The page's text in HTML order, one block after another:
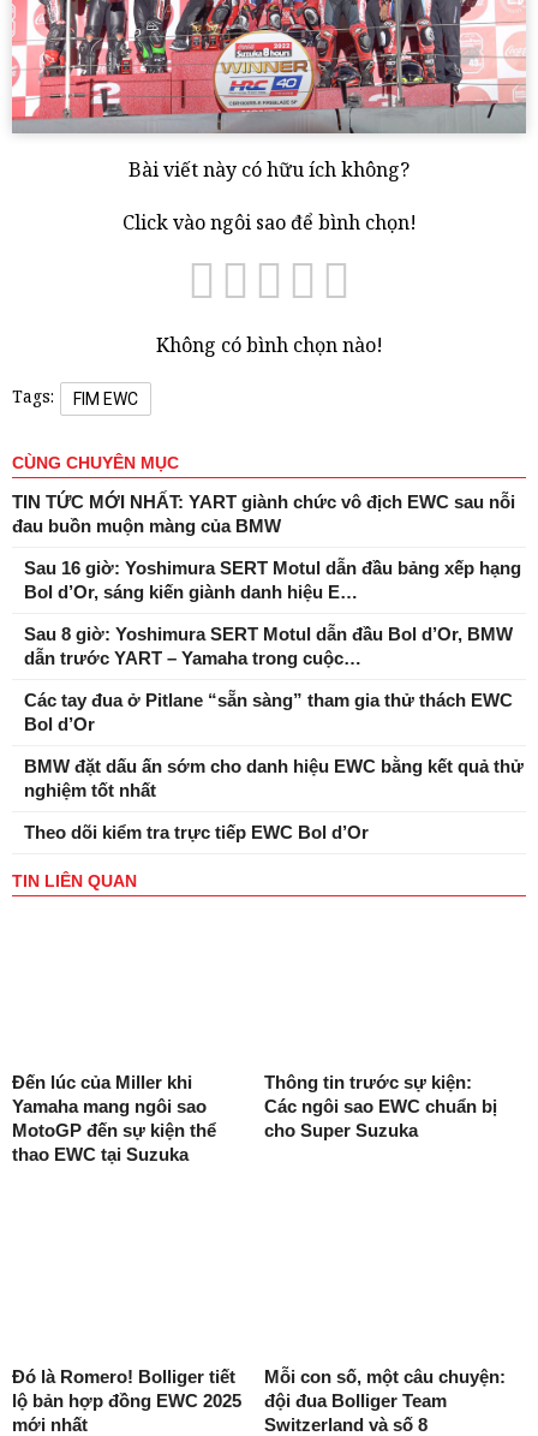
Bài viết này có hữu ích không?
Click vào ngôi sao để bình chọn!
Không có bình chọn nào!
Tags: FIM EWC
CÙNG CHUYÊN MỤC
TIN TỨC MỚI NHẤT: YART giành chức vô địch EWC sau nỗi
đau buồn muộn màng của BMW
Sau 16 giờ: Yoshimura SERT Motul dẫn đầu bảng xếp hạng
Bol d’Or, sáng kiến ​​giành danh hiệu E…
Sau 8 giờ: Yoshimura SERT Motul dẫn đầu Bol d’Or, BMW
dẫn trước YART – Yamaha trong cuộc…
Các tay đua ở Pitlane “sẵn sàng” tham gia thử thách EWC
Bol d’Or
BMW đặt dấu ấn sớm cho danh hiệu EWC bằng kết quả thử
nghiệm tốt nhất
Theo dõi kiểm tra trực tiếp EWC Bol d’Or
TIN LIÊN QUAN
Đến lúc của Miller khi
Yamaha mang ngôi sao
MotoGP đến sự kiện thể
thao EWC tại Suzuka
Thông tin trước sự kiện:
Các ngôi sao EWC chuẩn bị
cho Super Suzuka
Đó là Romero! Bolliger tiết
lộ bản hợp đồng EWC 2025
mới nhất
Mỗi con số, một câu chuyện:
đội đua Bolliger Team
Switzerland và số 8